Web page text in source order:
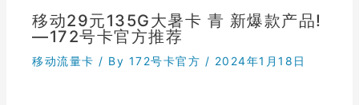
移动29元135G大暑卡 青 新爆款产品!
—172号卡官方推荐
移动流量卡 / By 172号卡官方 / 2024年1月18日